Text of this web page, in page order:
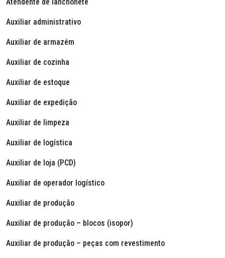
Auxiliar administrativo
Auxiliar de armazém
Auxiliar de cozinha
Auxiliar de estoque
Auxiliar de expedição
Auxiliar de limpeza
Auxiliar de logística
Auxiliar de loja (PCD)
Auxiliar de operador logístico
Auxiliar de produção
Auxiliar de produção – blocos (isopor)
Auxiliar de produção – peças com revestimento